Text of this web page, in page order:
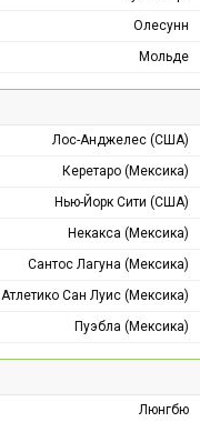
Олесунн
Мольде
Лос-Анджелес (США)
Керетаро (Мексика)
Нью-Йорк Сити (США)
Некакса (Мексика)
Сантос Лагуна (Мексика)
Атлетико Сан Луис (Мексика)
Пуэбла (Мексика)
Люнгбю